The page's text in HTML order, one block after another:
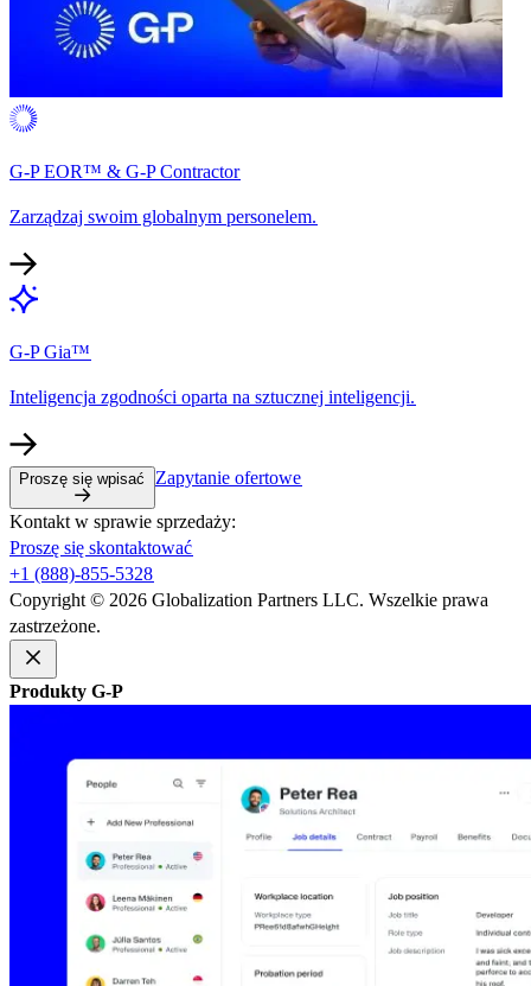
G-P EOR™ & G-P Contractor​​
Zarządzaj swoim globalnym personelem.​​
G-P Gia™​​
Inteligencja zgodności oparta na sztucznej inteligencji.​​
Proszę się wpisać​​ Zapytanie ofertowe​​
Kontakt w sprawie sprzedaży:​​
Proszę się skontaktować​​
+1 (888)-855-5328​​
Copyright © 2026 Globalization Partners LLC. Wszelkie prawa
zastrzeżone.​​
Produkty G-P​​